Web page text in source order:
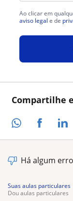
Compartilhe
Ao clicar em
aviso legal e de
Há algum
Suas aulas particulares
dou aulas particulares